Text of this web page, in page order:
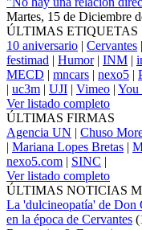
Martes, 15 de Diciembre
ÚLTIMAS ETIQUETAS
10 aniversario | Cervantes |
festimad | Humor| INM |
MECD | mncars | nexo5 |
| uc3m | UJI | Vimeo | You
Ver listado completo
ÚLTIMAS FIRMAS
Agencia UN | Chuso
| Mariana Lopes Bretas |
nexo5.com | SINC |
Ver listado completo
ÚLTIMAS NOTICIAS
La 'dulcineopatía' de Don
en la época de Cervantes (